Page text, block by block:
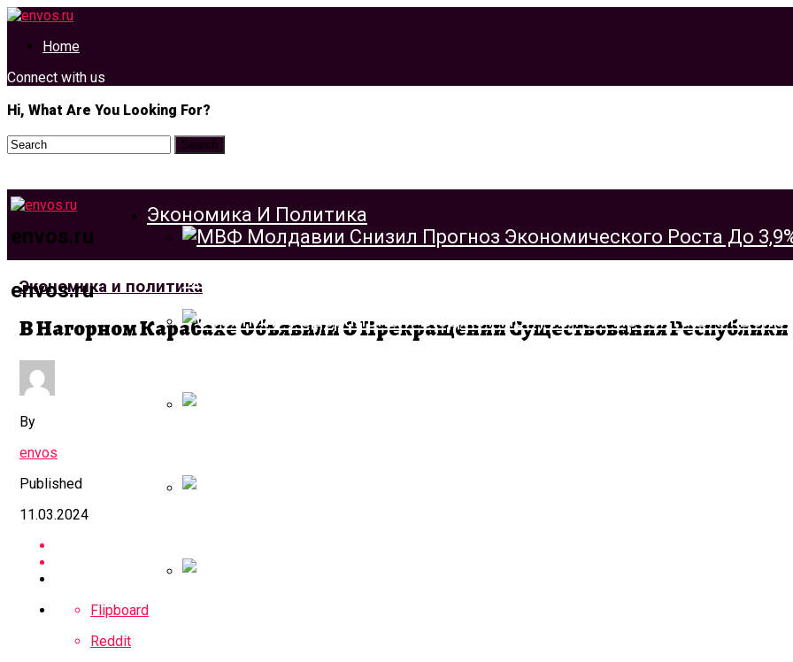
Home
Connect with us
Hi, What Are You Looking For?
envos.ru
envos.ru
Экономика И Политика
МВФ Молдавии Снизил Прогноз Экономического Роста До 3,9%
Экономика и политика
В Нагорном Карабахе Объявили О Прекращении Существования Республики
By
envos
Published
11.03.2024
Flipboard
Reddit